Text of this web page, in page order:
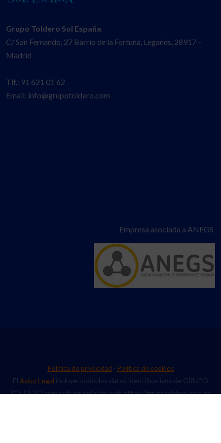
Grupo Toldero Sol España
C/ San Fernando, 27 Barrio de la Fortuna, Leganés, 28917 –
Madrid
Tlf.: 91 621 01 62
Email: info@grupotoldero.com
Empresa asociada a ANEGS
Política de privacidad · Política de cookies
El Aviso Legal incluye todos los datos identificativos de GRUPO
TOLDERO como titular del sitio web https://grupotoldero.com así